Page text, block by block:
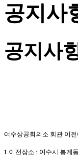
공지사
공지사
여수상공회의소 회관 이
1.이전장소 : 여수시 봉계